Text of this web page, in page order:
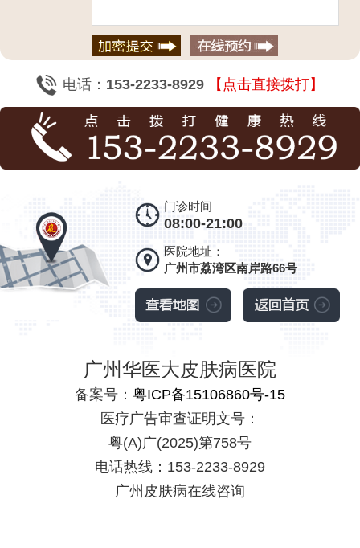
电话： 153-2233-8929 【点击直接拨打】
门诊时间
08:00-21:00
医院地址：
广州市荔湾区南岸路66号
广州华医大皮肤病医院
备案号： 粤ICP备15106860号-15
医疗广告审查证明文号：
粤(A)广(2025)第758号
电话热线：153-2233-8929
广州皮肤病在线咨询